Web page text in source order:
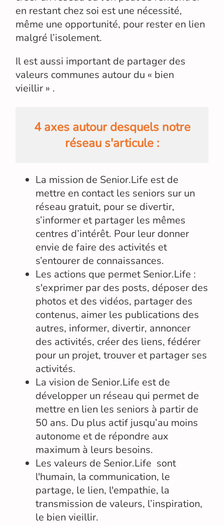
en restant chez soi est une nécessité,
même une opportunité, pour rester en lien
malgré l’isolement.
Il est aussi important de partager des
valeurs communes autour du « bien
vieillir » .
4 axes autour desquels notre
réseau s'articule :
La mission de Senior.Life est de
mettre en contact les seniors sur un
réseau gratuit, pour se divertir,
s’informer et partager les mêmes
centres d’intérêt. Pour leur donner
envie de faire des activités et
s’entourer de connaissances.
Les actions que permet Senior.Life :
s'exprimer par des posts, déposer des
photos et des vidéos, partager des
contenus, aimer les publications des
autres, informer, divertir, annoncer
des activités, créer des liens, fédérer
pour un projet, trouver et partager ses
activités.
La vision de Senior.Life est de
développer un réseau qui permet de
mettre en lien les seniors à partir de
50 ans. Du plus actif jusqu’au moins
autonome et de répondre aux
maximum à leurs besoins.
Les valeurs de Senior.Life sont
l'humain, la communication, le
partage, le lien, l'empathie, la
transmission de valeurs, l’inspiration,
le bien vieillir.